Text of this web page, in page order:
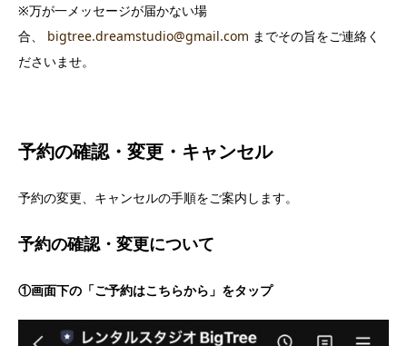
※万が一メッセージが届かない場
合、 bigtree.dreamstudio@gmail.com までその旨をご連絡く
ださいませ。
予約の確認・変更・キャンセル
予約の変更、キャンセルの手順をご案内します。
予約の確認・変更について
①画面下の「ご予約はこちらから」をタップ